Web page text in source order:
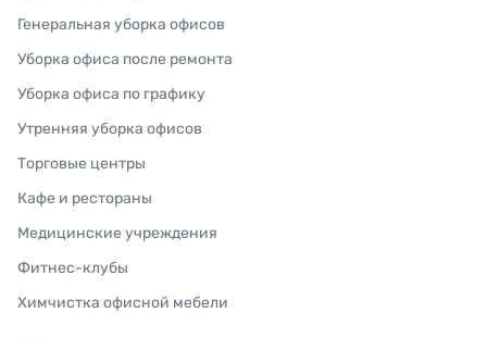
Генеральная уборка офисов
Уборка офиса после ремонта
Уборка офиса по графику
Утренняя уборка офисов
Торговые центры
Кафе и рестораны
Медицинские учреждения
Фитнес-клубы
Химчистка офисной мебели